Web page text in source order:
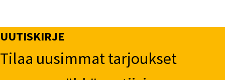
UUTISKIRJE
Tilaa uusimmat tarjoukset